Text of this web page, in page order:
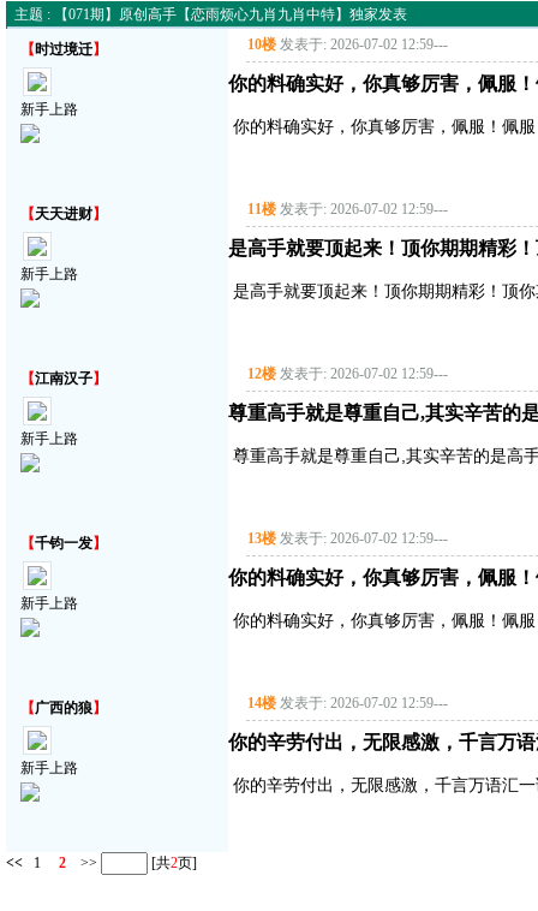
主题 : 【071期】原创高手【恋雨烦心九肖九肖中特】独家发表
【时过境迁】
新手上路
10楼 发表于: 2026-07-02 12:59---
你的料确实好，你真够厉害，佩服
你的料确实好，你真够厉害，佩服！佩
【天天进财】
新手上路
11楼 发表于: 2026-07-02 12:59---
是高手就要顶起来！顶你期期精彩
是高手就要顶起来！顶你期期精彩！顶
【江南汉子】
新手上路
12楼 发表于: 2026-07-02 12:59---
尊重高手就是尊重自己,其实辛苦的
尊重高手就是尊重自己,其实辛苦的是高
【千钧一发】
新手上路
13楼 发表于: 2026-07-02 12:59---
你的料确实好，你真够厉害，佩服
你的料确实好，你真够厉害，佩服！佩
【广西的狼】
新手上路
14楼 发表于: 2026-07-02 12:59---
你的辛劳付出，无限感激，千言万
你的辛劳付出，无限感激，千言万语汇
<< 1 2 >> [共2页]